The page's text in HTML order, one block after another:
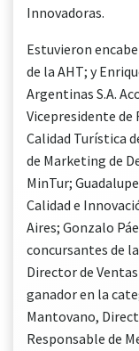
Innovadoras.
Estuvieron
de la AHT; y
Argentinas S.A.
Vicepresidente de
Calidad Turística
de Marketing de
MinTur;
Calidad e
Aires; Gonzalo
concursantes de
Director de
ganador en la
Mantovano,
Responsable de